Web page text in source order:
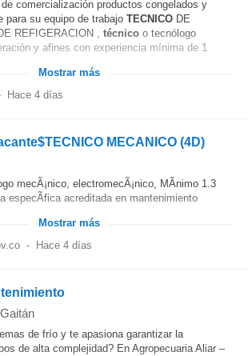
de comercialización productos congelados y
para su equipo de trabajo TECNICO DE
REFIGERACION , técnico o tecnólogo
y afines con experiencia mínima de 1
Mostrar más
Hace 4 días
MECANICO (4D)
mecÃ¡nico, electromecÃ¡nico, MÃ­nimo 1.3
especÃ­fica acreditada en mantenimiento
Mostrar más
- Hace 4 días
de frío y te apasiona garantizar la
de alta complejidad? En Agropecuaria Aliar –